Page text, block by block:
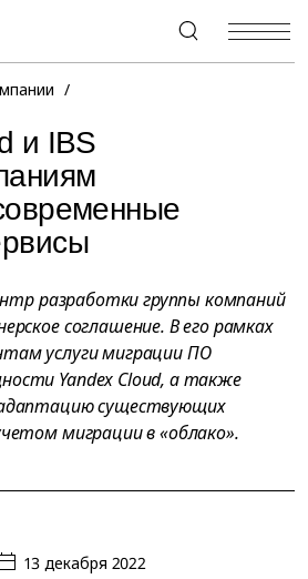
+7 (495) 967-80-80
/
и IBS
разработки группы компаний
соглашение. В его рамках
услуги миграции ПО
Yandex Cloud, а также
существующих
миграции в «облако».
13 декабря 2022